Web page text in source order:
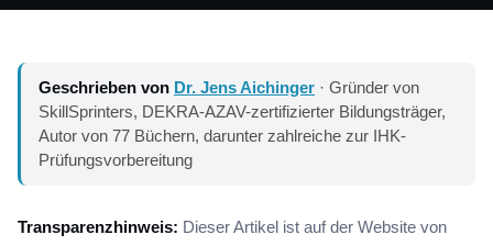
Geschrieben von Dr. Jens Aichinger · Gründer von
SkillSprinters, DEKRA-AZAV-zertifizierter Bildungsträger,
Autor von 77 Büchern, darunter zahlreiche zur IHK-
Prüfungsvorbereitung
Transparenzhinweis: Dieser Artikel ist auf der Website von